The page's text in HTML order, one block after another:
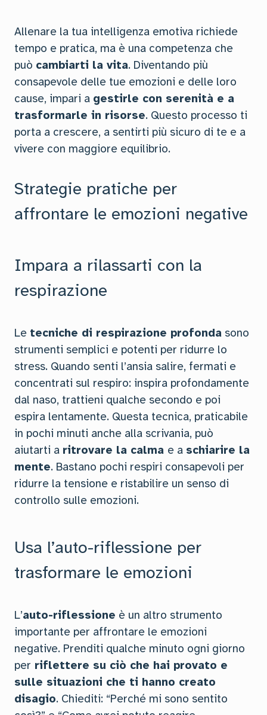
Allenare la tua intelligenza emotiva richiede
tempo e pratica, ma è una competenza che
può cambiarti la vita. Diventando più
consapevole delle tue emozioni e delle loro
cause, impari a gestirle con serenità e a
trasformarle in risorse. Questo processo ti
porta a crescere, a sentirti più sicuro di te e a
vivere con maggiore equilibrio.
Strategie pratiche per
affrontare le emozioni negative
Impara a rilassarti con la
respirazione
Le tecniche di respirazione profonda sono
strumenti semplici e potenti per ridurre lo
stress. Quando senti l’ansia salire, fermati e
concentrati sul respiro: inspira profondamente
dal naso, trattieni qualche secondo e poi
espira lentamente. Questa tecnica, praticabile
in pochi minuti anche alla scrivania, può
aiutarti a ritrovare la calma e a schiarire la
mente. Bastano pochi respiri consapevoli per
ridurre la tensione e ristabilire un senso di
controllo sulle emozioni.
Usa l’auto-riflessione per
trasformare le emozioni
L’auto-riflessione è un altro strumento
importante per affrontare le emozioni
negative. Prenditi qualche minuto ogni giorno
per riflettere su ciò che hai provato e
sulle situazioni che ti hanno creato
disagio. Chiediti: “Perché mi sono sentito